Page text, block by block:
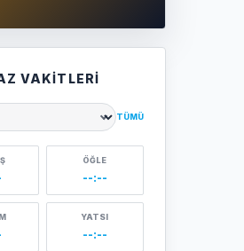
VAKITLERI
TÜMÜ
ÖĞLE
--:--
YATSI
--:--